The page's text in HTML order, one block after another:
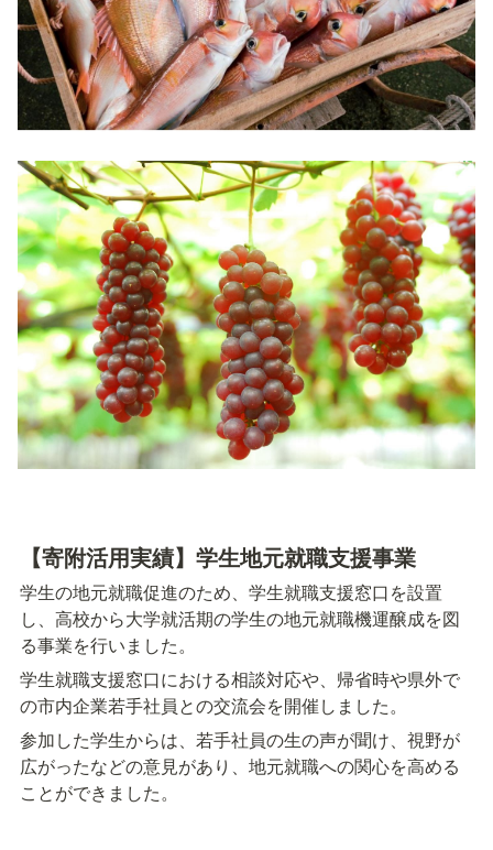
【寄附活用実績】学生地元就職支援事業
学生の地元就職促進のため、学生就職支援窓口を設置
し、高校から大学就活期の学生の地元就職機運醸成を図
る事業を行いました。
学生就職支援窓口における相談対応や、帰省時や県外で
の市内企業若手社員との交流会を開催しました。
参加した学生からは、若手社員の生の声が聞け、視野が
広がったなどの意見があり、地元就職への関心を高める
ことができました。